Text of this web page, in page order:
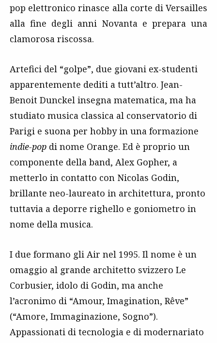
pop elettronico rinasce alla corte di Versailles
alla fine degli anni Novanta e prepara una
clamorosa riscossa.
Artefici del “golpe”, due giovani ex-studenti
apparentemente dediti a tutt’altro. Jean-
Benoit Dunckel insegna matematica, ma ha
studiato musica classica al conservatorio di
Parigi e suona per hobby in una formazione
indie-pop di nome Orange. Ed è proprio un
componente della band, Alex Gopher, a
metterlo in contatto con Nicolas Godin,
brillante neo-laureato in architettura, pronto
tuttavia a deporre righello e goniometro in
nome della musica.
I due formano gli Air nel 1995. Il nome è un
omaggio al grande architetto svizzero Le
Corbusier, idolo di Godin, ma anche
l’acronimo di “Amour, Imagination, Rêve”
(“Amore, Immaginazione, Sogno”).
Appassionati di tecnologia e di modernariato